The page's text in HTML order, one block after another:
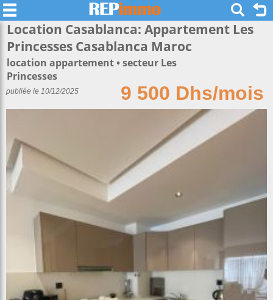
Location Casablanca: Appartement Les
Princesses Casablanca Maroc
location appartement
secteur Les
Princesses
9 500 Dhs/mois
publiée le 10/12/2025